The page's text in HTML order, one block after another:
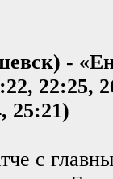
-
22:25,
25:21)
с